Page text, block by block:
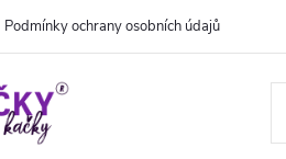
Podmínky ochrany osobních údajů